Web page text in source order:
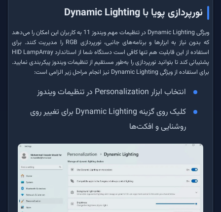
نورپردازی پویا با Dynamic Lighting
ویژگی Dynamic Lighting در تنظیمات مهم ویندوز 11 به کاربران این امکان را می‌دهد
که بدون نیاز به ابزارها و برنامه‌های جانبی، نورپردازی RGB را مدیریت کنند. برای
استفاده از این قابلیت هم تنها کافی است دستگاه شما از استاندارد HID LampArray
پشتیبانی کند تا بتوانید نورپردازی را به‌طور مستقیم از تنظیمات ویندوز پیکربندی نمایید.
برای استفاده از ویژگی Dynamic Lighting نیز انجام مراحل زیر الزامی است:
انتخاب ابزار Personalization در تنظیمات ویندوز
کلیک روی گزینه‌ Dynamic Lighting برای تغییر روی
روشنایی و افکت‌ها